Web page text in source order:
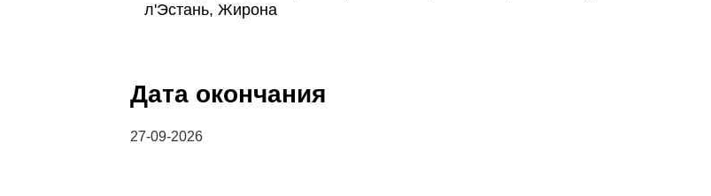
л'Эстань, Жирона
Дата окончания
27-09-2026